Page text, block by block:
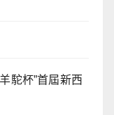
駝杯”首屆新西